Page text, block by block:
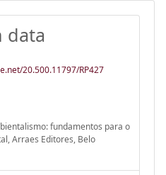
data
20.500.11797/RP427
fundamentos para o
Arraes Editores, Belo